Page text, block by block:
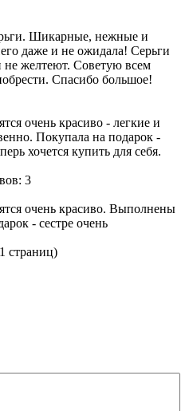
Шикарные, нежные и
даже и не ожидала! Серьги
не желтеют. Советую всем
Спасибо большое!
очень красиво - легкие и
Покупала на подарок -
хочется купить для себя.
очень красиво. Выполнены
- сестре очень
страниц)